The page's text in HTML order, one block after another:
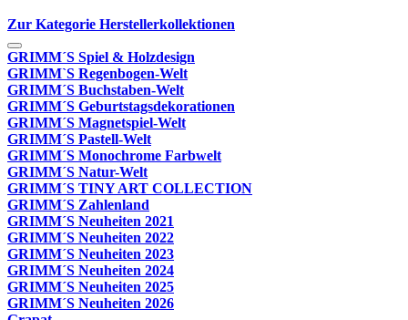
Zur Kategorie Herstellerkollektionen
GRIMM´S Spiel & Holzdesign
GRIMM`S Regenbogen-Welt
GRIMM´S Buchstaben-Welt
GRIMM´S Geburtstagsdekorationen
GRIMM´S Magnetspiel-Welt
GRIMM´S Pastell-Welt
GRIMM´S Monochrome Farbwelt
GRIMM´S Natur-Welt
GRIMM´S TINY ART COLLECTION
GRIMM´S Zahlenland
GRIMM´S Neuheiten 2021
GRIMM´S Neuheiten 2022
GRIMM´S Neuheiten 2023
GRIMM´S Neuheiten 2024
GRIMM´S Neuheiten 2025
GRIMM´S Neuheiten 2026